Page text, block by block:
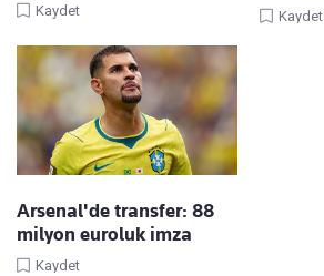
Kaydet Kaydet
Arsenal'de transfer: 88
milyon euroluk imza
Kaydet